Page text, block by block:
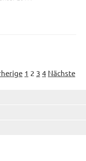
1 2 3 4 Nächste